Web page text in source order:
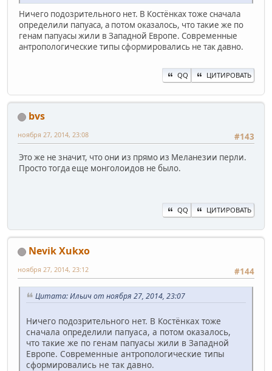
Ничего подозрительного нет. В Костёнках тоже сначала
определили папуаса, а потом оказалось, что такие же по
генам папуасы жили в Западной Европе. Современные
антропологические типы сформировались не так давно.
QQ ЦИТИРОВАТЬ
bvs
#143
ноября 27, 2014, 23:08
Это же не значит, что они из прямо из Меланезии перли.
Просто тогда еще монголоидов не было.
QQ ЦИТИРОВАТЬ
Nevik Xukxo
#144
ноября 27, 2014, 23:12
Цитата: Ильич от ноября 27, 2014, 23:07
Ничего подозрительного нет. В Костёнках тоже
сначала определили папуаса, а потом оказалось,
что такие же по генам папуасы жили в Западной
Европе. Современные антропологические типы
сформировались не так давно.